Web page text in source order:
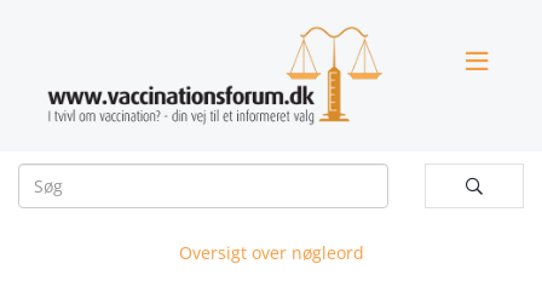


Oversigt over nøgleord